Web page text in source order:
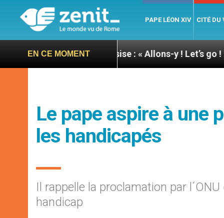
PAPE LÉON XIV CITÉ DU
EN CE MOMENT
du pape à Assise : « Allons-y ! Let’s go ! »
Le pape aspire à une
les handicapés
Il rappelle la proclamation par
handicap